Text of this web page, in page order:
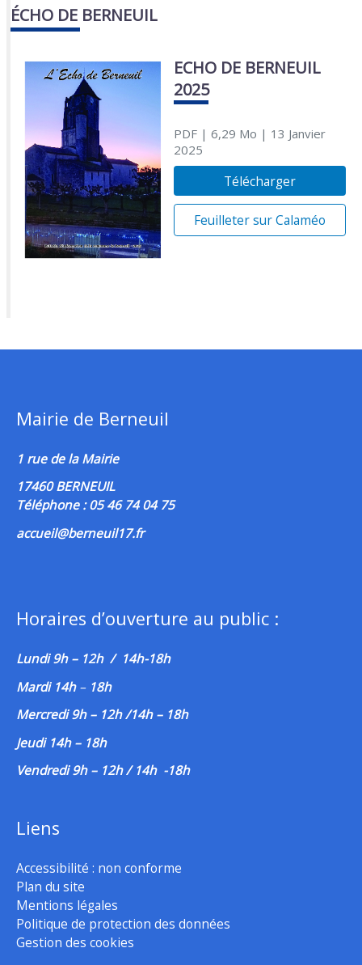
ÉCHO DE BERNEUIL
ECHO DE BERNEUIL
2025
PDF| 6,29 Mo | 13 Janvier
2025
Télécharger
Feuilleter sur Calaméo
Mairie de Berneuil
1 rue de la Mairie
17460 BERNEUIL
Téléphone : 05 46 74 04 75
accueil@berneuil17.fr
Horaires d’ouverture au public :
Lundi 9h – 12h / 14h-18h
Mardi 14h– 18h
Mercredi 9h – 12h /14h – 18h
Jeudi 14h – 18h
Vendredi 9h – 12h / 14h -18h
Liens
Accessibilité : non conforme
Plan du site
Mentions légales
Politique de protection des données
Gestion des cookies